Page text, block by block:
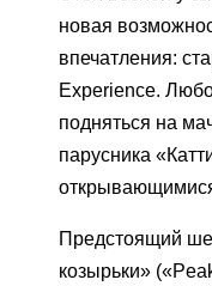
новая
впечатления:
Experience.
подняться на
парусника
Предстоящий
козырьки»